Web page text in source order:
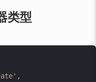
类型
,